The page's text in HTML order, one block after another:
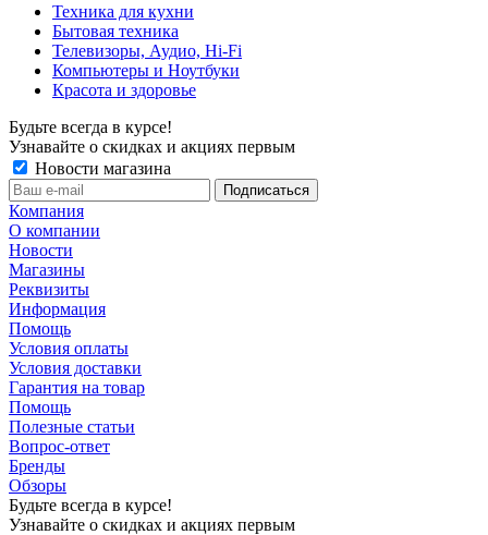
Техника для кухни
Бытовая техника
Телевизоры, Аудио, Hi-Fi
Компьютеры и Ноутбуки
Красота и здоровье
Будьте всегда в курсе!
Узнавайте о скидках и акциях первым
Новости магазина
Компания
О компании
Новости
Магазины
Реквизиты
Информация
Помощь
Условия оплаты
Условия доставки
Гарантия на товар
Помощь
Полезные статьи
Вопрос-ответ
Бренды
Обзоры
Будьте всегда в курсе!
Узнавайте о скидках и акциях первым